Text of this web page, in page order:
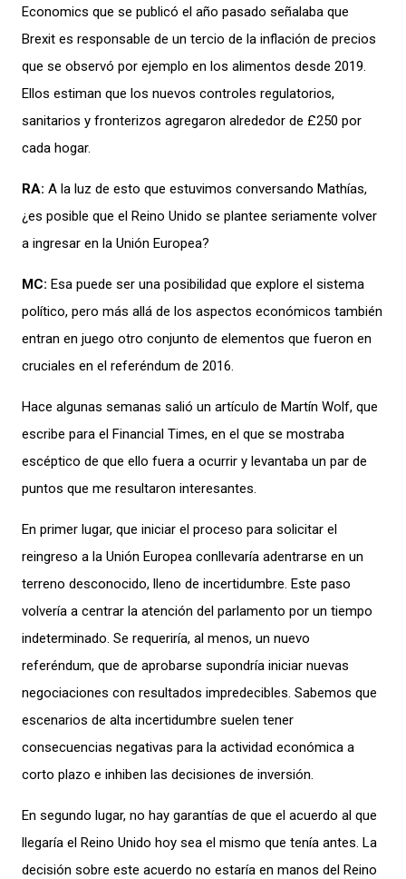
Economics que se publicó el año pasado señalaba que
Brexit es responsable de un tercio de la inflación de precios
que se observó por ejemplo en los alimentos desde 2019.
Ellos estiman que los nuevos controles regulatorios,
sanitarios y fronterizos agregaron alrededor de £250 por
cada hogar.
RA: A la luz de esto que estuvimos conversando Mathías,
¿es posible que el Reino Unido se plantee seriamente volver
a ingresar en la Unión Europea?
MC: Esa puede ser una posibilidad que explore el sistema
político, pero más allá de los aspectos económicos también
entran en juego otro conjunto de elementos que fueron en
cruciales en el referéndum de 2016.
Hace algunas semanas salió un artículo de Martín Wolf, que
escribe para el Financial Times, en el que se mostraba
escéptico de que ello fuera a ocurrir y levantaba un par de
puntos que me resultaron interesantes.
En primer lugar, que iniciar el proceso para solicitar el
reingreso a la Unión Europea conllevaría adentrarse en un
terreno desconocido, lleno de incertidumbre. Este paso
volvería a centrar la atención del parlamento por un tiempo
indeterminado. Se requeriría, al menos, un nuevo
referéndum, que de aprobarse supondría iniciar nuevas
negociaciones con resultados impredecibles. Sabemos que
escenarios de alta incertidumbre suelen tener
consecuencias negativas para la actividad económica a
corto plazo e inhiben las decisiones de inversión.
En segundo lugar, no hay garantías de que el acuerdo al que
llegaría el Reino Unido hoy sea el mismo que tenía antes. La
decisión sobre este acuerdo no estaría en manos del Reino